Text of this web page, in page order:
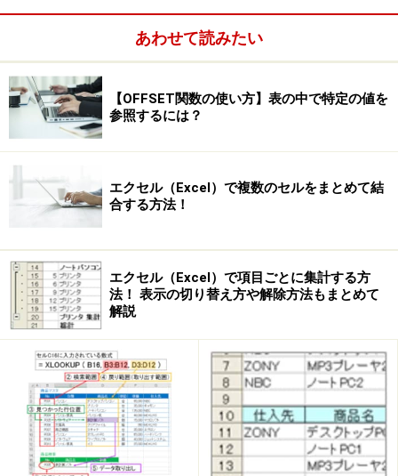
Excel2016の操作画面
Excel 2003の場合は、「ツール」メニュー→「スペルチ
ェック」をクリックしてください。
「ツール」メニュー→「スペルチェック」をクリック
確認メッセージが表示されたら、「はい」をクリックし
あわせて読みたい
【OFFSET関数の使い方】表の中で特定の値を
参照するには？
エクセル（Excel）で複数のセルをまとめて結
合する方法！
エクセル（Excel）で項目ごとに集計する方
法！ 表示の切り替え方や解除方法もまとめて
解説